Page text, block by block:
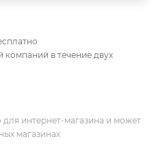
компаний в течение двух
для интернет-магазина и может
магазинах